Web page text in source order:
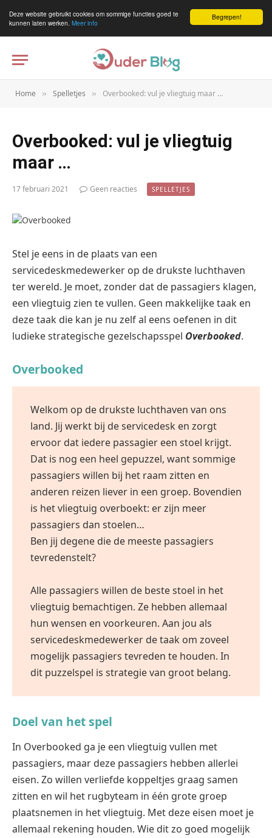
Begrepen!
Deze website gebruikt cookies om sommige functies goed te
kunnen laten werken. Meer info
Home » Spelletjes » Overbooked: vul je vliegtuig maar …
Overbooked: vul je vliegtuig
maar …
17 februari 2021 Geen reacties SPELLETJES
Stel je eens in de plaats van een
servicedeskmedewerker op de drukste luchthaven
ter wereld. Je moet, zonder dat de passagiers klagen,
een vliegtuig zien te vullen. Geen makkelijke taak en
deze taak die kan je nu zelf al eens oefenen in dit
ludieke strategische gezelschapsspel Overbooked.
Overbooked
Welkom op de drukste luchthaven van ons
land. Jij werkt bij de servicedesk en zorgt
ervoor dat iedere passagier een stoel krijgt.
Dat is nog een heel gepuzzel, want sommige
passagiers willen bij het raam zitten en
anderen reizen liever in een groep. Bovendien
is het vliegtuig overboekt: er zijn meer
passagiers dan stoelen…
Ben jij degene die de meeste passagiers
tevredenstelt?
Alle passagiers willen de beste stoel in het
vliegtuig bemachtigen. Ze hebben allemaal
hun wensen en voorkeuren. Aan jou als
servicedeskmedewerker de taak om zoveel
mogelijk passagiers tevreden te houden. In
dit puzzelspel is strategie van groot belang.
Doel van het spel
In Overbooked ga je een vliegtuig vullen met
passagiers, maar deze passagiers hebben allerlei
eisen. Zo willen verliefde koppeltjes graag samen
zitten en wil het rugbyteam in één grote groep
plaatsnemen in het vliegtuig. Met deze eisen moet je
allemaal rekening houden. Wie dit zo goed mogelijk